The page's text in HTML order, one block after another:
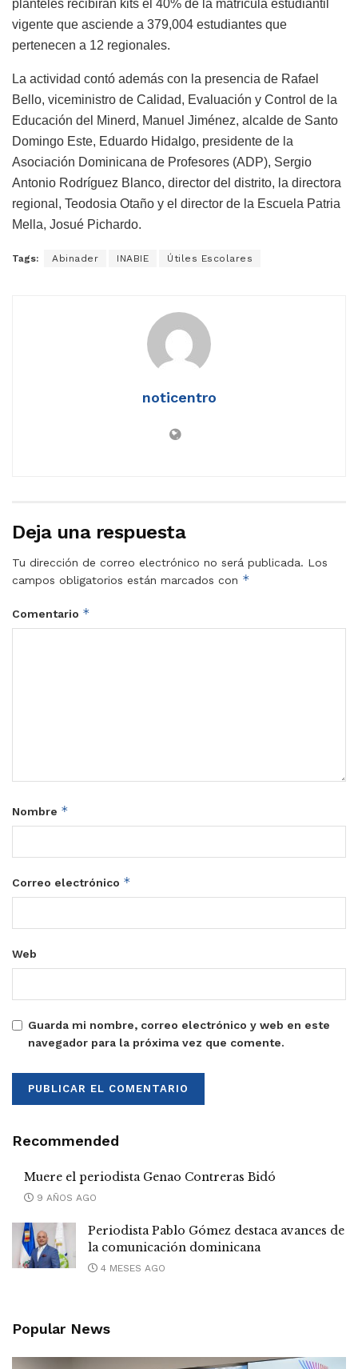
planteles recibirán kits el 40% de la matrícula estudiantil
vigente que asciende a 379,004 estudiantes que
pertenecen a 12 regionales.
La actividad contó además con la presencia de Rafael
Bello, viceministro de Calidad, Evaluación y Control de la
Educación del Minerd, Manuel Jiménez, alcalde de Santo
Domingo Este, Eduardo Hidalgo, presidente de la
Asociación Dominicana de Profesores (ADP), Sergio
Antonio Rodríguez Blanco, director del distrito, la directora
regional, Teodosia Otaño y el director de la Escuela Patria
Mella, Josué Pichardo.
Tags: Abinader INABIE Útiles Escolares
noticentro
Deja una respuesta
Tu dirección de correo electrónico no será publicada. Los
campos obligatorios están marcados con *
Comentario *
Nombre *
Correo electrónico *
Web
Guarda mi nombre, correo electrónico y web en este
navegador para la próxima vez que comente.
Recommended
Muere el periodista Genao Contreras Bidó
9 AÑOS AGO
Periodista Pablo Gómez destaca avances de
la comunicación dominicana
4 MESES AGO
Popular News